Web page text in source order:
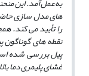
های مدل ­سازی حاضر
را تأیید می­ کند.
نقطه­ های گوناگون
پیل بررسی شده
غشای پلیمری دما